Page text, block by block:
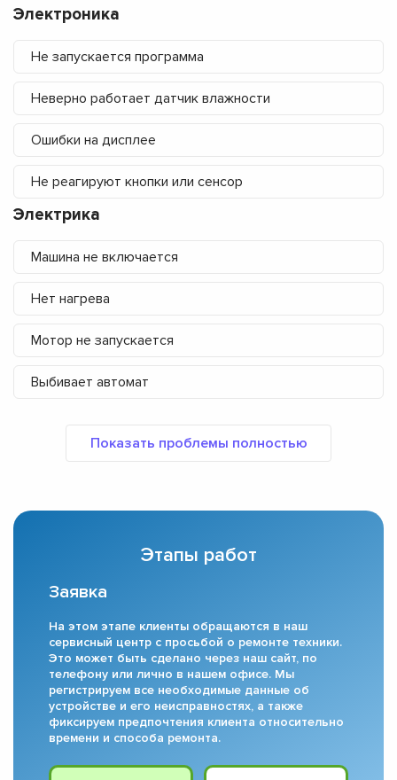
Электроника
Не запускается программа
Неверно работает датчик влажности
Ошибки на дисплее
Не реагируют кнопки или сенсор
Электрика
Машина не включается
Нет нагрева
Мотор не запускается
Выбивает автомат
Этапы работ
Заявка
На этом этапе клиенты обращаются в наш
сервисный центр с просьбой о ремонте техники.
Это может быть сделано через наш сайт, по
телефону или лично в нашем офисе. Мы
регистрируем все необходимые данные об
устройстве и его неисправностях, а также
фиксируем предпочтения клиента относительно
времени и способа ремонта.